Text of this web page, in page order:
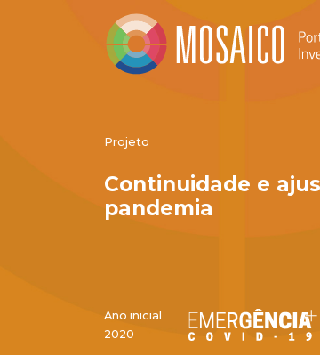
Projeto
Continuidade e
pandemia
Ano inicial
2020